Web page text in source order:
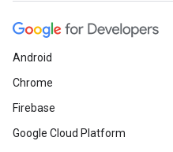
Android
Chrome
Firebase
Google Cloud Platform